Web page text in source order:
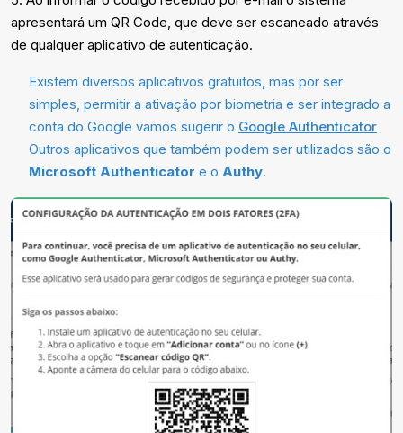
apresentará um QR Code, que deve ser escaneado através
de qualquer aplicativo de autenticação.
Existem diversos aplicativos gratuitos, mas por ser
simples, permitir a ativação por biometria e ser integrado a
conta do Google vamos sugerir o Google Authenticator
Outros aplicativos que também podem ser utilizados são o
Microsoft Authenticator e o Authy.